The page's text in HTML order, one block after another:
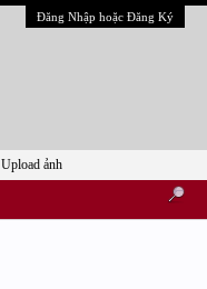
Đăng Nhập hoặc Đăng Ký
Upload ảnh